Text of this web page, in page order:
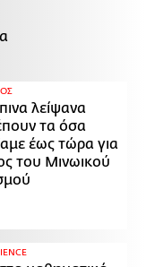
λείψανα
τα όσα
έως τώρα για
του Μινωικού